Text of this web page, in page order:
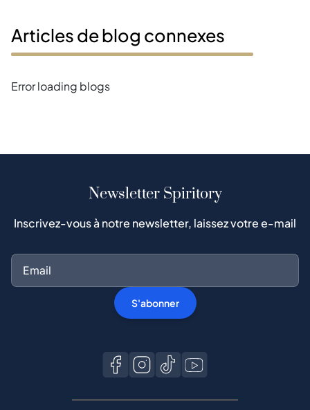
Articles de blog connexes
Error loading blogs
Newsletter Spiritory
Inscrivez-vous à notre newsletter, laissez votre e-mail
S'abonner